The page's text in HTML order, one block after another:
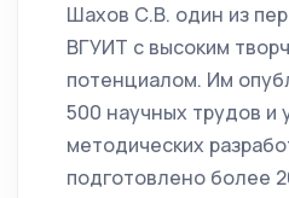
Шахов С.В. один из
ВГУИТ с высоким
потенциалом. Им
500 научных трудов и
методических
подготовлено более